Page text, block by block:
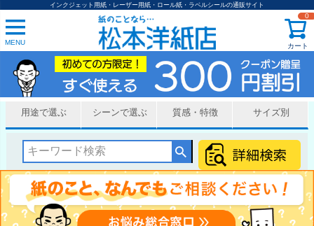
インクジェット用紙・レーザー用紙・ロール紙・ラベルシールの通販サイト
MENU カート
0
用途で選ぶ シーンで選ぶ 質感・特徴 サイズ別